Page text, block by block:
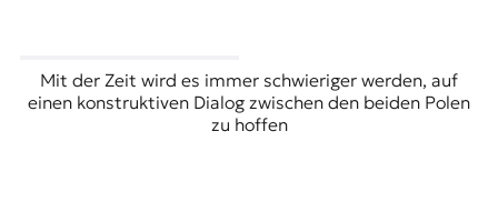
Mit der Zeit wird es immer schwieriger werden, auf
einen konstruktiven Dialog zwischen den beiden Polen
zu hoffen